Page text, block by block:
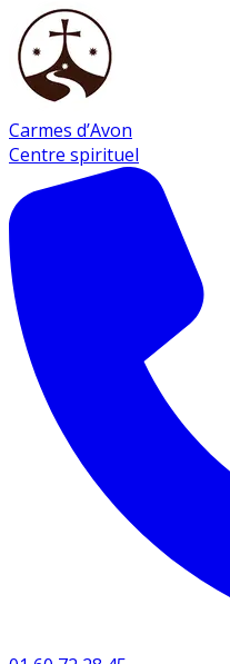
Carmes d’Avon
Centre spirituel